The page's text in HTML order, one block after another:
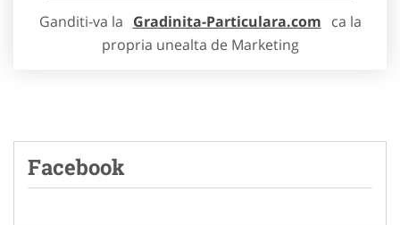
Ganditi-va la Gradinita-Particulara.com ca la
propria unealta de Marketing
Facebook